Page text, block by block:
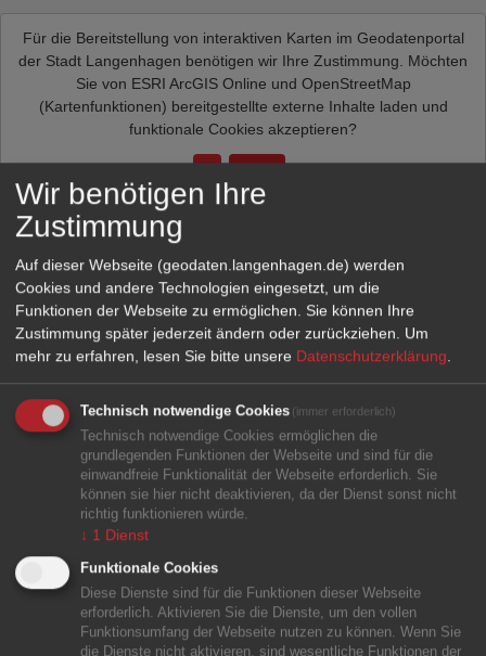
Für die Bereitstellung von interaktiven Karten im Geodatenportal
der Stadt Langenhagen benötigen wir Ihre Zustimmung. Möchten
Sie von ESRI ArcGIS Online und OpenStreetMap
(Kartenfunktionen) bereitgestellte externe Inhalte laden und
funktionale Cookies akzeptieren?
Ja Immer
Wir benötigen Ihre
Zustimmung
Auf dieser Webseite (geodaten.langenhagen.de) werden
Cookies und andere Technologien eingesetzt, um die
Funktionen der Webseite zu ermöglichen. Sie können Ihre
Zustimmung später jederzeit ändern oder zurückziehen. Um
mehr zu erfahren, lesen Sie bitte unsere Datenschutzerklärung
Technisch notwendige Cookies (immer erforderlich)
Technisch notwendige Cookies ermöglichen die
grundlegenden Funktionen der Webseite und sind für die
einwandfreie Funktionalität der Webseite erforderlich. Sie
können sie hier nicht deaktivieren, da der Dienst sonst nicht
richtig funktionieren würde.
↓ 1 Dienst
Funktionale Cookies
Diese Dienste sind für die Funktionen dieser Webseite
erforderlich. Aktivieren Sie die Dienste, um den vollen
Funktionsumfang der Webseite nutzen zu können. Wenn Sie
die Dienste nicht aktivieren, sind wesentliche Funktionen der